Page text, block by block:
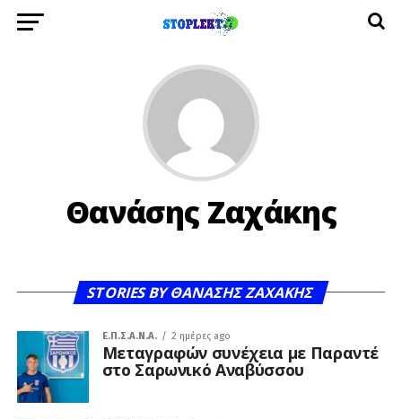
Θανάσης Ζαχάκης
STORIES BY ΘΑΝΆΣΗΣ ΖΑΧΆΚΗΣ
Ε.Π.Σ.Α.Ν.Α. 2 ημέρες ago
Μεταγραφών συνέχεια με Παραντέ
στο Σαρωνικό Αναβύσσου